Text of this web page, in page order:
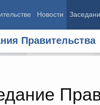
Новости
Правительства
Правительства